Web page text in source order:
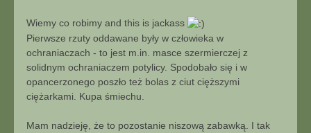
Wiemy co robimy and this is jackass
Pierwsze rzuty oddawane były w człowieka w
ochraniaczach - to jest m.in. masce szermierczej z
solidnym ochraniaczem potylicy. Spodobało się i w
opancerzonego poszło też bolas z ciut cięższymi
ciężarkami. Kupa śmiechu.
Mam nadzieję, że to pozostanie niszową zabawką. I tak